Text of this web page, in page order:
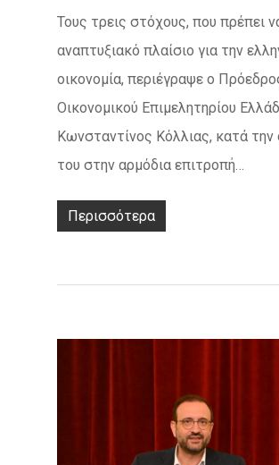
Τους τρεις στόχους, που πρέπει
αναπτυξιακό πλαίσιο για την
οικονομία, περιέγραψε ο
Οικονομικού Επιμελητηρίου
Κωνσταντίνος Κόλλιας, κατά την
του στην αρμόδια επιτροπή…
Περισσότερα